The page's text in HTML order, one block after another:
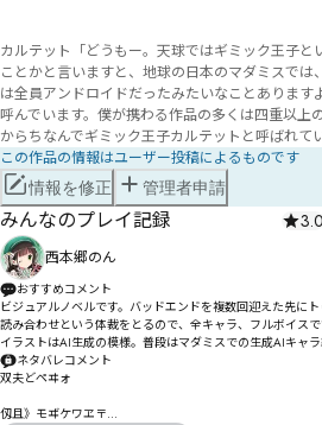
カルテット「どうもー。天球ではギミック王子と
ことかと言いますと、地球の日本のマダミスで
は全員アンドロイドだったみたいなことあります
呼んでいます。僕が携わる作品の多くは四重以上
からちなんでギミック王子カルテットと呼ばれて
この作品の情報はユーザー投稿によるものです
情報を修正 管理者申請
みんなのプレイ記録 3.0
西本郷のん
おすすめコメント
ビジュアルノベルです。バッドエンドを複数回迎えた先に
読み合わせという体裁をとるので、全キャラ、フルボイスで
イラストはAI生成の模様。普段はマダミスでの生成AIキャ
ル作品であるなら、キャラクターデザインこそが作品の華
たイラストを使用してほしいなぁと個人的には思いました。
ネタバレコメント
双夫どペヰォ
仭且》モヸケワヱ〒